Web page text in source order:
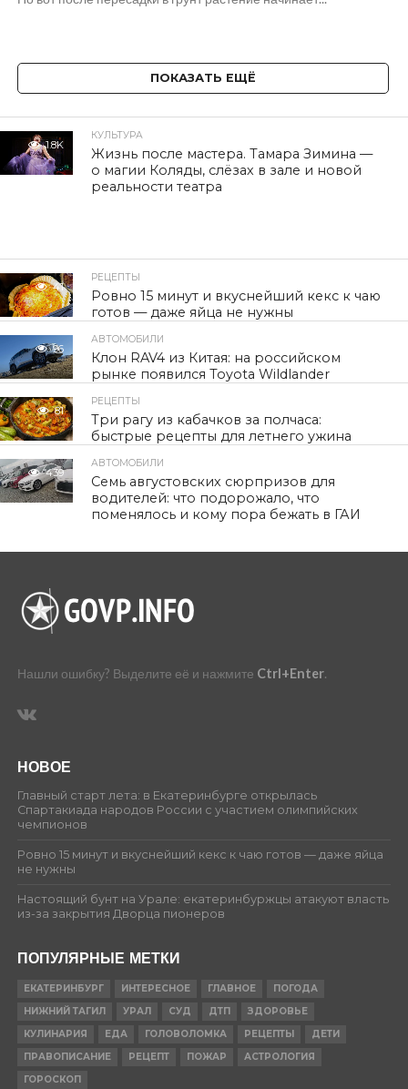
ПОКАЗАТЬ ЕЩЁ
1.8K
КУЛЬТУРА
Жизнь после мастера. Тамара Зимина —
о магии Коляды, слёзах в зале и новой
реальности театра
41
РЕЦЕПТЫ
Ровно 15 минут и вкуснейший кекс к чаю
готов — даже яйца не нужны
96
АВТОМОБИЛИ
Клон RAV4 из Китая: на российском
рынке появился Toyota Wildlander
81
РЕЦЕПТЫ
Три рагу из кабачков за полчаса:
быстрые рецепты для летнего ужина
439
АВТОМОБИЛИ
Семь августовских сюрпризов для
водителей: что подорожало, что
поменялось и кому пора бежать в ГАИ
Нашли ошибку? Выделите её и нажмите Ctrl+Enter.
НОВОЕ
Главный старт лета: в Екатеринбурге открылась
Спартакиада народов России с участием олимпийских
чемпионов
Ровно 15 минут и вкуснейший кекс к чаю готов — даже яйца
не нужны
Настоящий бунт на Урале: екатеринбуржцы атакуют власть
из-за закрытия Дворца пионеров
ПОПУЛЯРНЫЕ МЕТКИ
ЕКАТЕРИНБУРГ ИНТЕРЕСНОЕ ГЛАВНОЕ
ПОГОДА
НИЖНИЙ ТАГИЛ
УРАЛ СУД ДТП
ЗДОРОВЬЕ
КУЛИНАРИЯ
ЕДА ГОЛОВОЛОМКА РЕЦЕПТЫ
ДЕТИ
ПРАВОПИСАНИЕ
РЕЦЕПТ ПОЖАР
АСТРОЛОГИЯ
ГОРОСКОП